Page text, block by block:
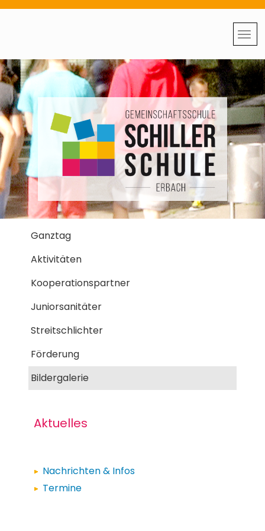
Ganztag
Aktivitäten
Kooperationspartner
Juniorsanitäter
Streitschlichter
Förderung
Bildergalerie
Aktuelles
Nachrichten & Infos
Termine